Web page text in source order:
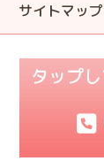
サイトマップ